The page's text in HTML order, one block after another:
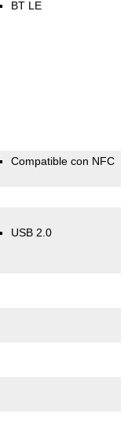
BT LE
Compatible con NFC
USB 2.0